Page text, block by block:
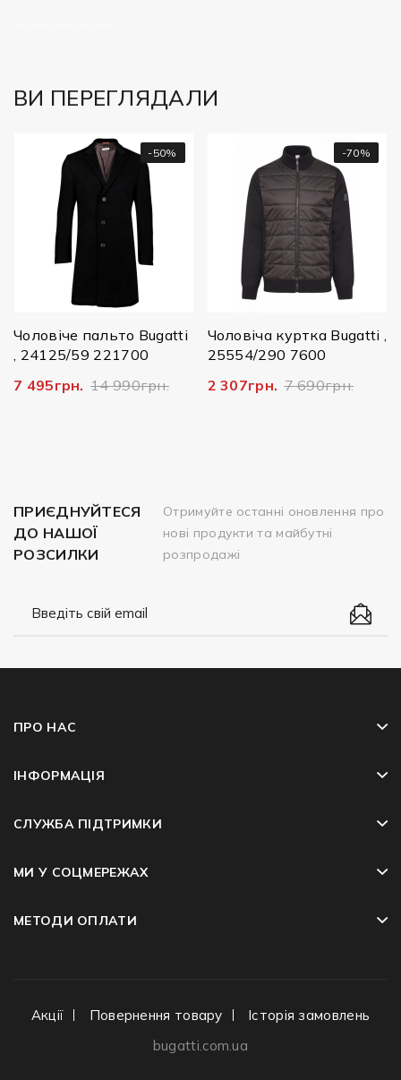
ВИ ПЕРЕГЛЯДАЛИ
-50%
Чоловіче пальто Bugatti
, 24125/59 221700
7 495грн. 14 990грн.
-70%
Чоловіча куртка Bugatti ,
25554/290 7600
2 307грн. 7 690грн.
ПРИЄДНУЙТЕСЯ
ДО НАШОЇ
РОЗСИЛКИ
Отримуйте останні оновлення про
нові продукти та майбутні
розпродажі
ПРО НАС
ІНФОРМАЦІЯ
СЛУЖБА ПІДТРИМКИ
МИ У СОЦМЕРЕЖАХ
МЕТОДИ ОПЛАТИ
Акції Повернення товару
Історія замовлень
bugatti.com.ua